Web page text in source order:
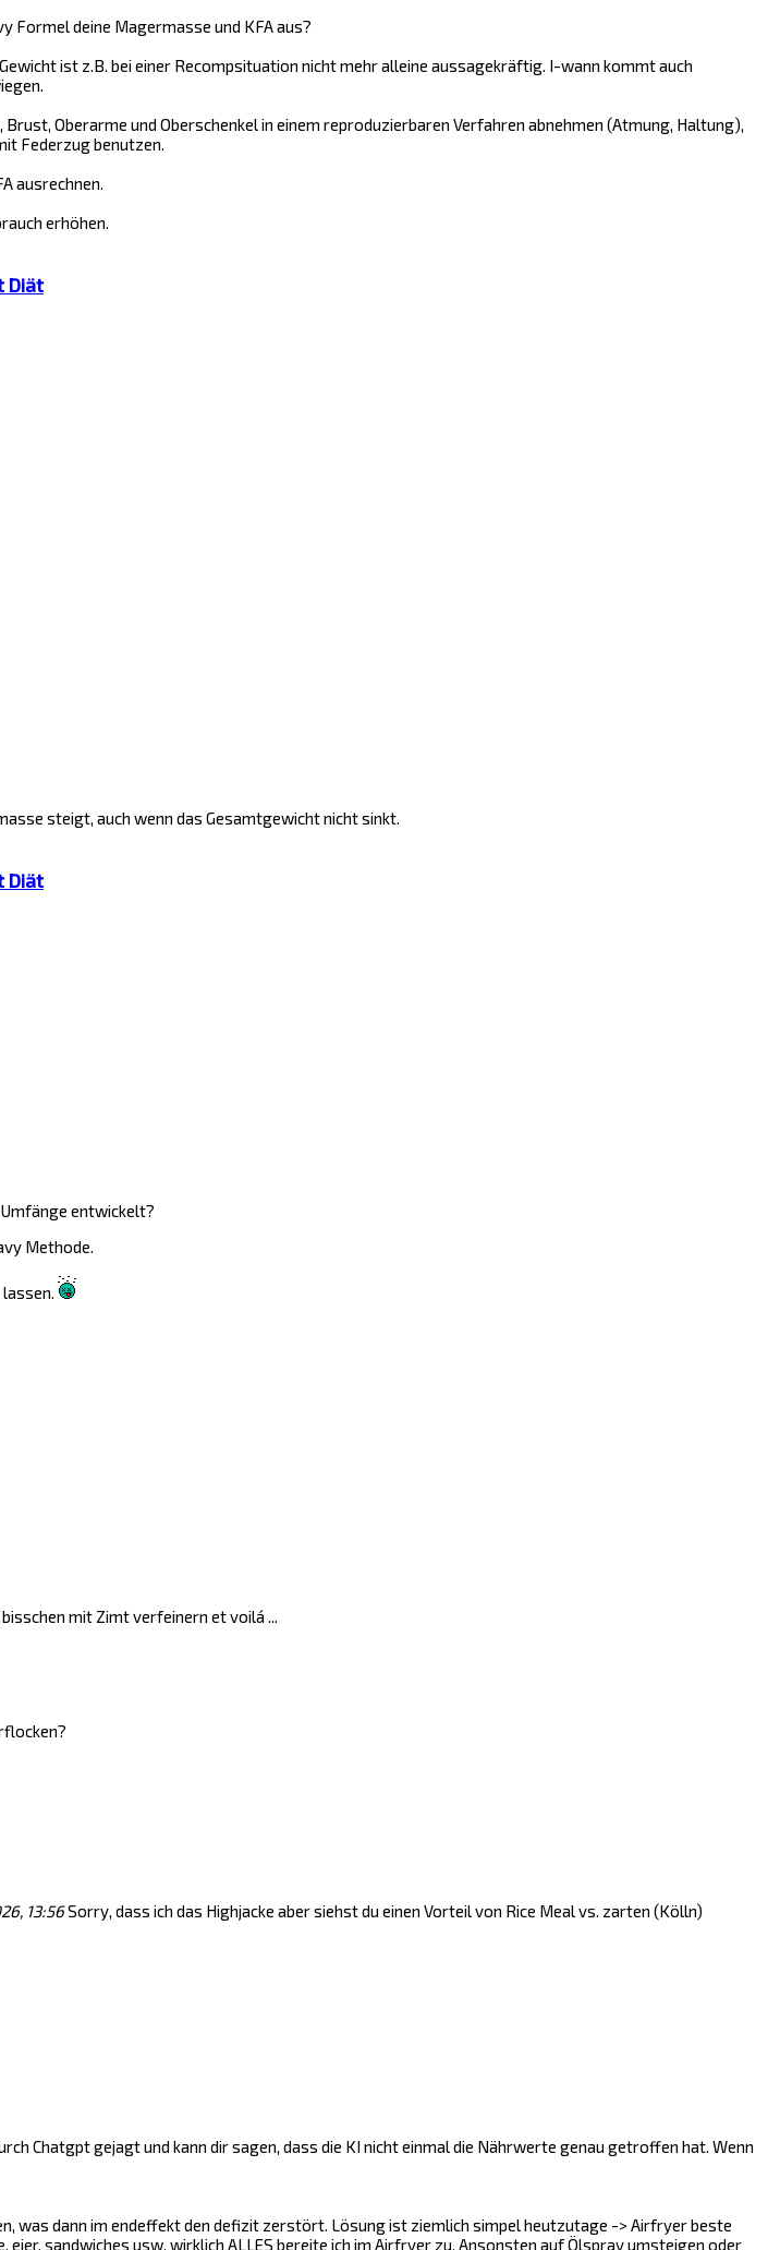
Formel deine Magermasse und KFA aus?
ist z.B. bei einer Recompsituation nicht mehr alleine aussagekräftig. I-wann kommt auch
Oberarme und Oberschenkel in einem reproduzierbaren Verfahren abnehmen (Atmung, Haltung),
Federzug benutzen.
ausrechnen.
erhöhen.
Diät
steigt, auch wenn das Gesamtgewicht nicht sinkt.
Diät
entwickelt?
Methode.
mit Zimt verfeinern et voilá ...
13:56Sorry, dass ich das Highjacke aber siehst du einen Vorteil von Rice Meal vs. zarten (Kölln)
Chatgpt gejagt und kann dir sagen, dass die KI nicht einmal die Nährwerte genau getroffen hat. Wenn
was dann im endeffekt den defizit zerstört. Lösung ist ziemlich simpel heutzutage -> Airfryer beste
sandwiches usw. wirklich ALLES bereite ich im Airfryer zu. Ansonsten auf Ölspray umsteigen oder